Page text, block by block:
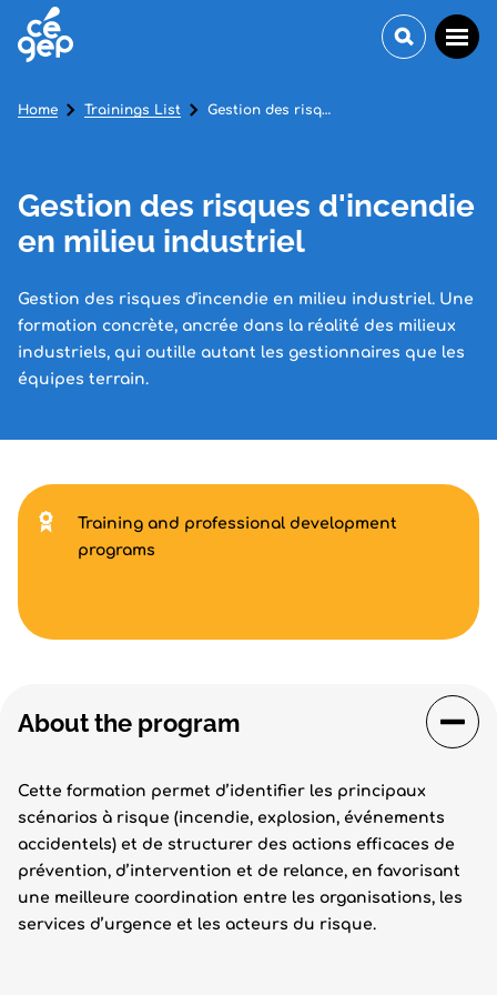
Gestion des risques d'incendie
en milieu industriel
Gestion des risques d'incendie en milieu industriel. Une
formation concrète, ancrée dans la réalité des milieux
industriels, qui outille autant les gestionnaires que les
équipes terrain.
Home Trainings List Gestion des risques d'incendie en milieu industriel
About the program
Cette formation permet d’identifier les principaux
scénarios à risque (incendie, explosion, événements
accidentels) et de structurer des actions efficaces de
prévention, d’intervention et de relance, en favorisant
une meilleure coordination entre les organisations, les
services d’urgence et les acteurs du risque.
Training and professional development
programs